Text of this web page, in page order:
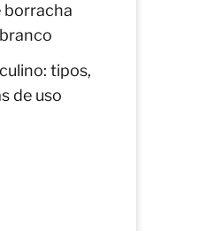
borracha
tipos,
de uso